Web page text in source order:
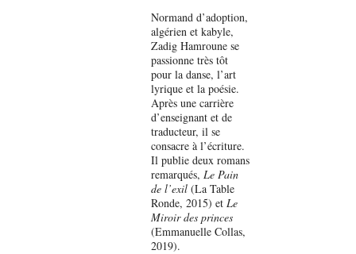
Normand d’adoption,
algérien et kabyle,
Zadig Hamroune se
passionne très tôt
pour la danse, l’art
lyrique et la poésie.
Après une carrière
d’enseignant et de
traducteur, il se
consacre à l’écriture.
Il publie deux romans
remarqués, Le Pain
de l’exil (La Table
Ronde, 2015) et Le
Miroir des princes
(Emmanuelle Collas,
2019).